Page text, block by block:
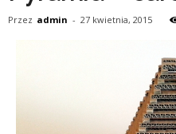
Przez admin - 27 kwietnia, 2015